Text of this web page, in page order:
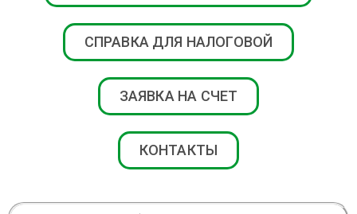
СПРАВКА ДЛЯ НАЛОГОВОЙ
ЗАЯВКА НА СЧЕТ
КОНТАКТЫ